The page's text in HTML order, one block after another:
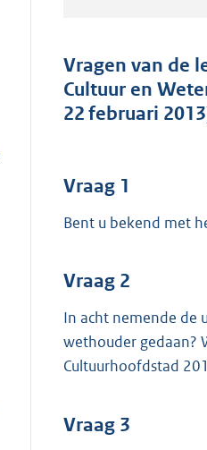
Vragen van de
Cultuur en
22 februari
Vraag 1
Bent u bekend met
Vraag 2
In acht nemende de
wethouder gedaan?
Cultuurhoofdstad
Vraag 3